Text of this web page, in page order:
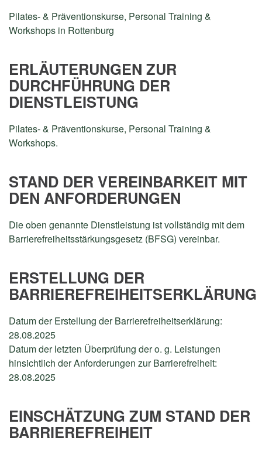
Pilates- & Präventionskurse, Personal Training &
Workshops in Rottenburg
ERLÄUTERUNGEN ZUR
DURCHFÜHRUNG DER
DIENSTLEISTUNG
Pilates- & Präventionskurse, Personal Training &
Workshops.
STAND DER VEREINBARKEIT MIT
DEN ANFORDERUNGEN
Die oben genannte Dienstleistung ist vollständig mit dem
Barrierefreiheitsstärkungsgesetz (BFSG) vereinbar.
ERSTELLUNG DER
BARRIEREFREIHEITSERKLÄRUNG
Datum der Erstellung der Barrierefreiheitserklärung:
28.08.2025
Datum der letzten Überprüfung der o. g. Leistungen
hinsichtlich der Anforderungen zur Barrierefreiheit:
28.08.2025
EINSCHÄTZUNG ZUM STAND DER
BARRIEREFREIHEIT